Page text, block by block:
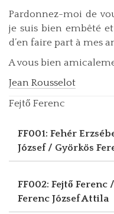
Pardonnez-moi de
je suis bien embêté
d’en faire part à mes
A vous bien
Jean Rousselot
Fejtő Ferenc
FF001: Fehér
József / Györkös
FF002: Fejtő
Ferenc József Attila